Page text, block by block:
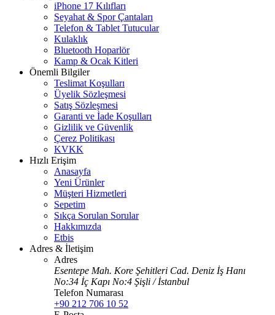
iPhone 17 Kılıfları
Seyahat & Spor Çantaları
Telefon & Tablet Tutucular
Kulaklık
Bluetooth Hoparlör
Kamp & Ocak Kitleri
Önemli Bilgiler
Teslimat Koşulları
Üyelik Sözleşmesi
Satış Sözleşmesi
Garanti ve İade Koşulları
Gizlilik ve Güvenlik
Çerez Politikası
KVKK
Hızlı Erişim
Anasayfa
Yeni Ürünler
Müşteri Hizmetleri
Sepetim
Sıkça Sorulan Sorular
Hakkımızda
Etbis
Adres & İletişim
Adres
Esentepe Mah. Kore Şehitleri Cad. Deniz İş Hanı
No:34 İç Kapı No:4 Şişli / İstanbul
Telefon Numarası
+90 212 706 10 52